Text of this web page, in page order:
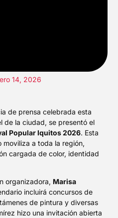
14, 2026
de prensa celebrada esta
de la ciudad, se presentó el
Popular Iquitos 2026. Esta
a toda la región,
cargada de color, identidad
organizadora, Marisa
incluirá concursos de
de pintura y diversas
hizo una invitación abierta